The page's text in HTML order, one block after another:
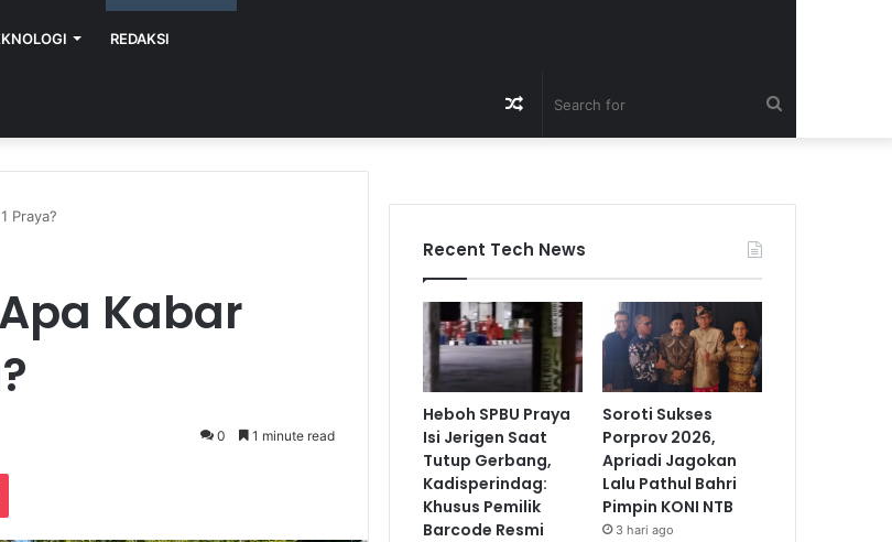
REDAKSI
Random
Praya?
Kabar
0 1 minute read
Pocket
Recent Tech News
Heboh SPBU Praya
Isi Jerigen Saat
Tutup Gerbang,
Kadisperindag:
Khusus Pemilik
Barcode Resmi
Soroti Sukses
Porprov 2026,
Apriadi Jagokan
Lalu Pathul Bahri
Pimpin KONI NTB
3 hari ago